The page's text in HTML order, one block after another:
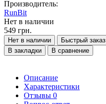
Производитель:
RunBit
Нет в наличии
549 грн.
Нет в наличии
Быстрый заказ
В закладки
В сравнение
Описание
Характеристики
Отзывы 0